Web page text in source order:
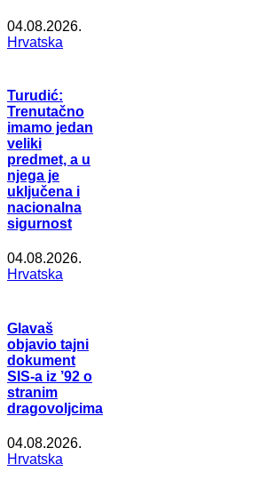
04.08.2026.
Hrvatska
Turudić:
Trenutačno
imamo jedan
veliki
predmet, a u
njega je
uključena i
nacionalna
sigurnost
04.08.2026.
Hrvatska
Glavaš
objavio tajni
dokument
SIS-a iz ’92 o
stranim
dragovoljcima
04.08.2026.
Hrvatska